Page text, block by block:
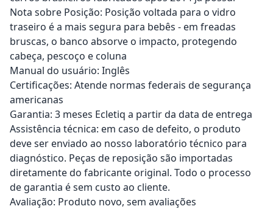
Nota sobre Posição: Posição voltada para o vidro
traseiro é a mais segura para bebês - em freadas
bruscas, o banco absorve o impacto, protegendo
cabeça, pescoço e coluna
Manual do usuário: Inglês
Certificações: Atende normas federais de segurança
americanas
Garantia: 3 meses Ecletiq a partir da data de entrega
Assistência técnica: em caso de defeito, o produto
deve ser enviado ao nosso laboratório técnico para
diagnóstico. Peças de reposição são importadas
diretamente do fabricante original. Todo o processo
de garantia é sem custo ao cliente.
Avaliação: Produto novo, sem avaliações